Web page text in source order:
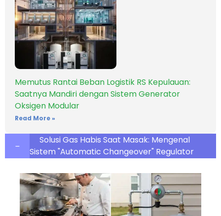
Memutus Rantai Beban Logistik RS Kepulauan:
Saatnya Mandiri dengan Sistem Generator
Oksigen Modular
Read More »
Solusi Gas Habis Saat Masak: Mengenal
Sistem "Automatic Changeover" Regulator